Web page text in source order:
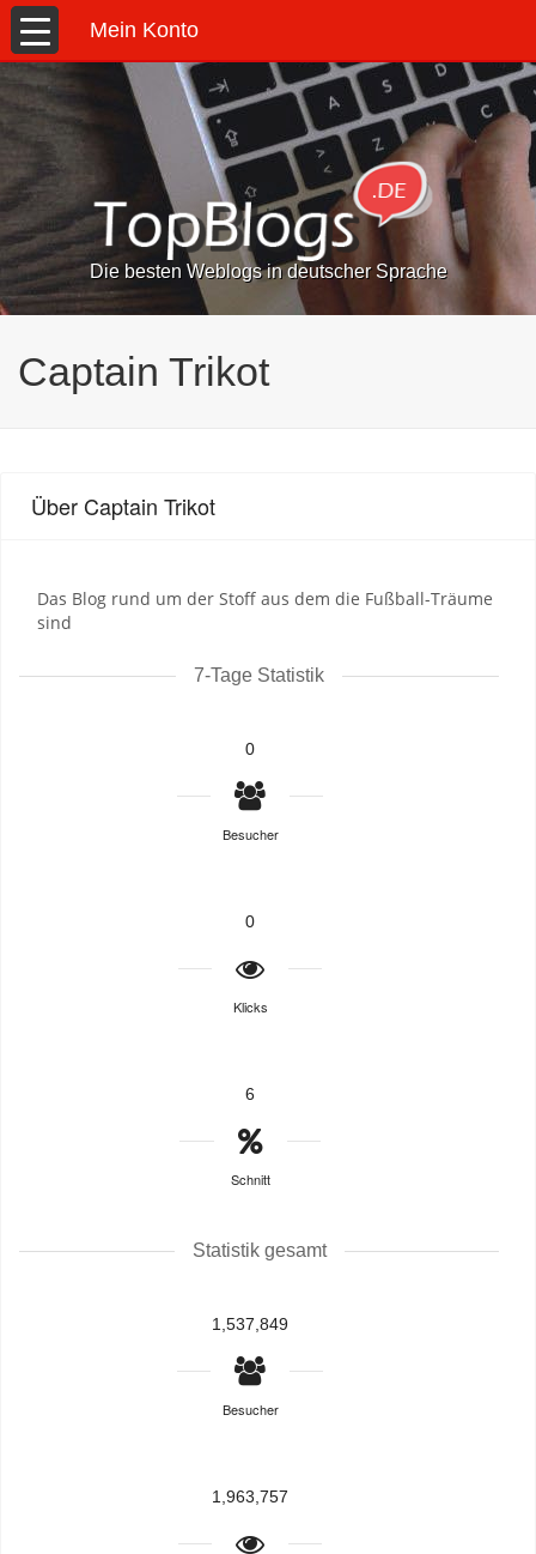
Mein Konto
Die besten Weblogs in deutscher Sprache
Captain Trikot
Über Captain Trikot
Das Blog rund um der Stoff aus dem die Fußball-Träume
sind
7-Tage Statistik
0
Besucher
0
Klicks
6
Schnitt
Statistik gesamt
1,537,849
Besucher
1,963,757